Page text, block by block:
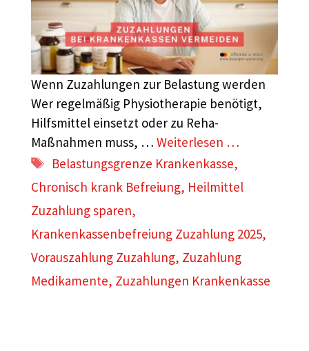
Wenn Zuzahlungen zur Belastung werden
Wer regelmäßig Physiotherapie benötigt,
Hilfsmittel einsetzt oder zu Reha-
Maßnahmen muss, … Weiterlesen …
Schlagwörter
Belastungsgrenze Krankenkasse,
Chronisch krank Befreiung, Heilmittel
Zuzahlung sparen,
Krankenkassenbefreiung Zuzahlung 2025,
Vorauszahlung Zuzahlung, Zuzahlung
Medikamente, Zuzahlungen Krankenkasse